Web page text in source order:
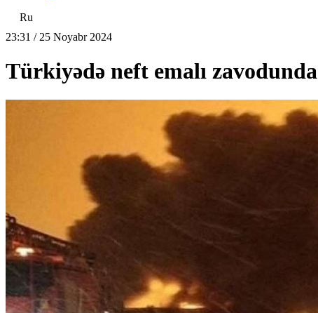
Ru
23:31 / 25 Noyabr 2024
Türkiyədə neft emalı